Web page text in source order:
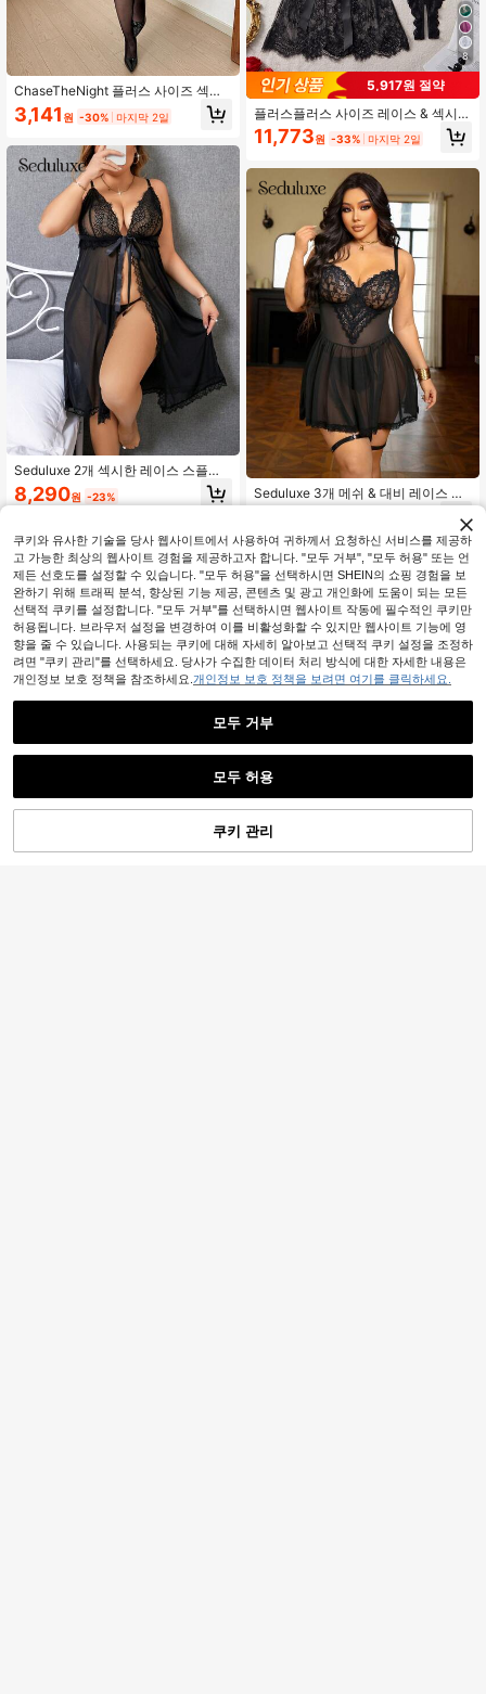
ChaseTheNight 플러스 사이즈 섹시
한 1피스 피쉬넷 바디수트, 섹시한 란
제리, 여름, 여성용 섹시한 란제리, 란
섹시한 의상
3,141 원 -30% 마지막 2일
Seduluxe 2개 섹시한 레이스 스플라
이스 란제리 세트(드레스 + T백)
8,290원 -23%
8
5,917원 절약
플러스플러스 사이즈 레이스 & 섹시
바디수트 조합, 완벽한 잠옷 세트
11,773원 -33% 마지막 2일
Seduluxe 3개 메쉬 & 대비 레이스 언
더와이어 섹시 란제리 드레스 세트 플
41% 할인! 장바구니 담기
쿠키와 유사한 기술을 당사 웹사이트에서 사용하여 귀하께서 요청하신 서비스를 제공하
고 가능한 최상의 웹사이트 경험을 제공하고자 합니다. "모두 거부", "모두 허용" 또는 언
제든 선호도를 설정할 수 있습니다. "모두 허용"을 선택하시면 SHEIN의 쇼핑 경험을 보
완하기 위해 트래픽 분석, 향상된 기능 제공, 콘텐츠 및 광고 개인화에 도움이 되는 모든
선택적 쿠키를 설정합니다. "모두 거부"를 선택하시면 웹사이트 작동에 필수적인 쿠키만
허용됩니다. 브라우저 설정을 변경하여 이를 비활성화할 수 있지만 웹사이트 기능에 영
향을 줄 수 있습니다. 사용되는 쿠키에 대해 자세히 알아보고 선택적 쿠키 설정을 조정하
려면 "쿠키 관리"를 선택하세요. 당사가 수집한 데이터 처리 방식에 대한 자세한 내용은
개인정보 보호 정책을 참조하세요. 개인정보 보호 정책을 보려면 여기를 클릭하세요.
모두 거부
모두 허용
쿠키 관리